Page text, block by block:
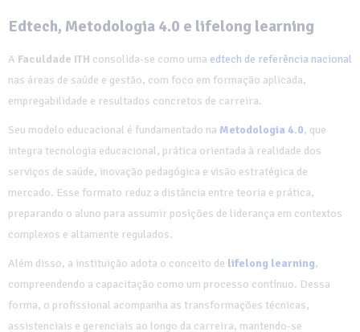
Edtech, Metodologia 4.0 e lifelong learning
A Faculdade ITH consolida-se como uma edtech de referência nacional
nas áreas de saúde e gestão, com foco em formação aplicada,
empregabilidade e resultados concretos de carreira.
Seu modelo educacional é fundamentado na Metodologia 4.0, que
integra tecnologia educacional, prática orientada à realidade dos
serviços de saúde, inovação pedagógica e visão estratégica de
mercado. Esse formato reduz a distância entre teoria e prática,
preparando o aluno para assumir posições de liderança em contextos
complexos e altamente regulados.
Além disso, a instituição adota o conceito de lifelong learning,
compreendendo a capacitação como um processo contínuo. Dessa
forma, o profissional acompanha as transformações técnicas,
assistenciais e gerenciais ao longo da carreira, mantendo-se